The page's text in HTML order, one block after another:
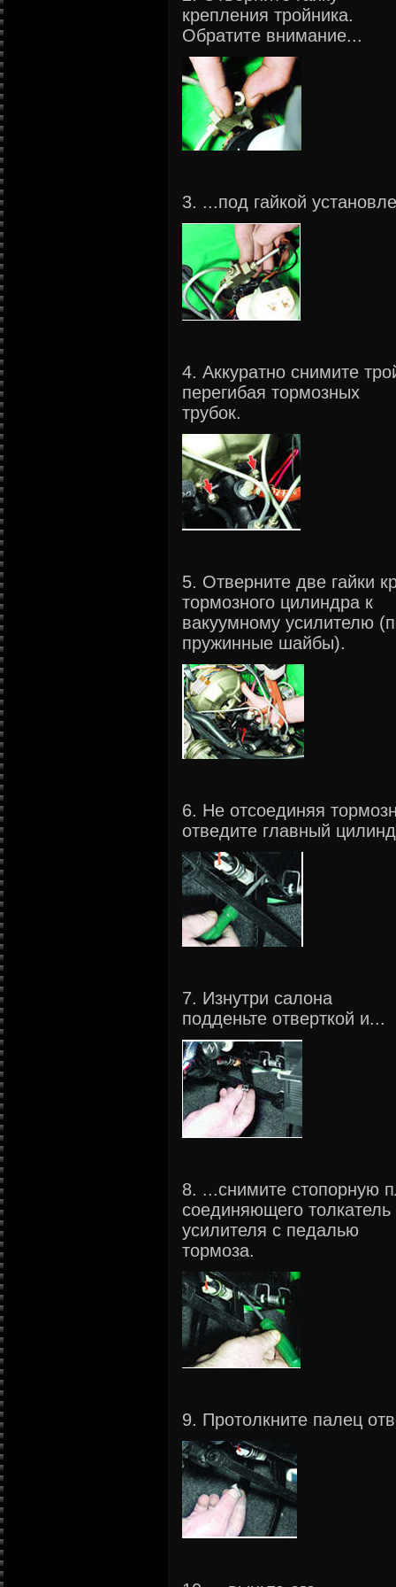
крепления тройника.
Обратите внимание...
3. ...под гайкой
4. Аккуратно снимите
перегибая тормозных
трубок.
5. Отверните две гайки
тормозного цилиндра к
вакуумному усилителю
пружинные шайбы).
6. Не отсоединяя
отведите главный
7. Изнутри салона
подденьте отверткой и...
8. ...снимите стопорную
соединяющего толкатель
усилителя с педалью
тормоза.
9. Протолкните палец